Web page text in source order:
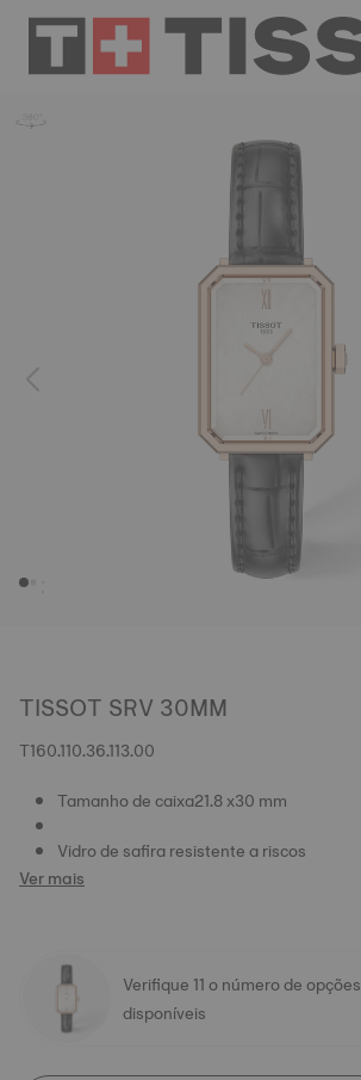
TISSOT SRV 30MM
T160.110.36.113.00
Tamanho de caixa21.8 x30 mm
Vidro de safira resistente a riscos
Ver mais
Verifique 11 o número de opções
disponíveis